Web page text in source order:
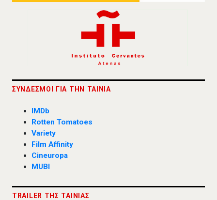
ΣΥΝΔΕΣΜΟΙ ΓΙΑ ΤΗΝ ΤΑΙΝΙΑ
IMDb
Rotten Tomatoes
Variety
Film Affinity
Cineuropa
MUBI
TRAILER ΤΗΣ ΤΑΙΝΙΑΣ